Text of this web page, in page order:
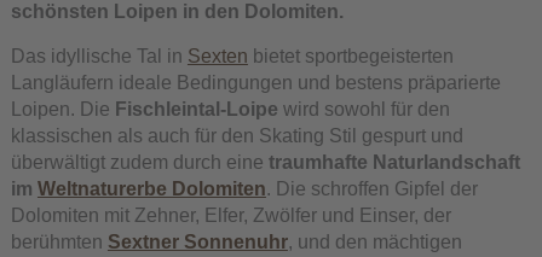
schönsten Loipen in den Dolomiten.
Das idyllische Tal in Sexten bietet sportbegeisterten
Langläufern ideale Bedingungen und bestens präparierte
Loipen. Die Fischleintal-Loipe wird sowohl für den
klassischen als auch für den Skating Stil gespurt und
überwältigt zudem durch eine traumhafte Naturlandschaft
im Weltnaturerbe Dolomiten. Die schroffen Gipfel der
Dolomiten mit Zehner, Elfer, Zwölfer und Einser, der
berühmten Sextner Sonnenuhr, und den mächtigen